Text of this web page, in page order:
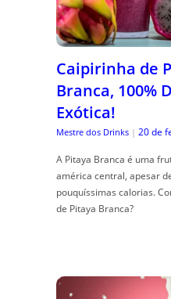
Caipirinha de
Branca, 100%
Exótica!
Mestre dos Drinks | 20 de
A Pitaya Branca é uma
américa central, apesar
pouquíssimas calorias.
de Pitaya Branca?